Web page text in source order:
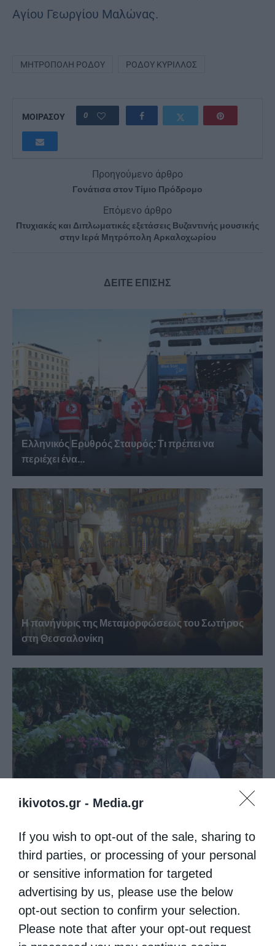
ikivotos.gr - Media.gr
If you wish to opt-out of the sale, sharing to
third parties, or processing of your personal
or sensitive information for targeted
advertising by us, please use the below
opt-out section to confirm your selection.
Please note that after your opt-out request
Αγίου Γεωργίου Μαλώνας.
ΜΗΤΡΌΠΟΛΗ ΡΌΔΟΥ ΡΌΔΟΥ ΚΎΡΙΛΛΟΣ
ΜΟΙΡΑΣΟΥ 0
Προηγούμενο άρθρο
Γονάτισα στον Τίμιο Πρόδρομο
Επόμενο άρθρο
Πτυχιακές και Διπλωματικές εξετάσεις Βυζαντινής μουσικής
στην Ιερά Μητρόπολη Αρκαλοχωρίου
ΔΕΙΤΕ ΕΠΙΣΗΣ
Ελληνικός Ερυθρός Σταυρός: Τι πρέπει να
περιέχει ένα...
Η πανήγυρις της Μεταμορφώσεως του Σωτήρος
στη Θεσσαλονίκη
Ο Νεαπόλεως στο Ιερό Παρεκκλήσι Αγίας